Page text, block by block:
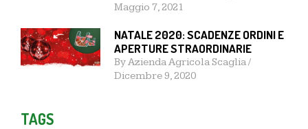
Maggio 7, 2021
NATALE 2020: SCADENZE ORDINI E
APERTURE STRAORDINARIE
ByAzienda Agricola Scaglia/
Dicembre 9, 2020
TAGS